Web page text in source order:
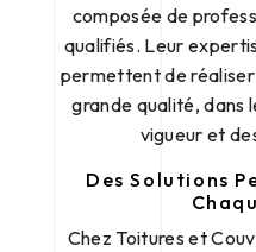
composée de
qualifiés. Leur
permettent de
grande qualité, dans
vigueur et
Des Solutions
Chez Toitures et